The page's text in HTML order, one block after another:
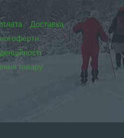
Доставка
оферти
товару